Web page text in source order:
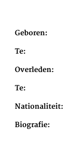
Geboren
Te
Overleden
Te
Nationaliteit
Biografie